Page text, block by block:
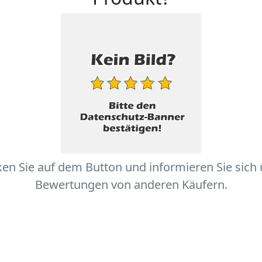
Sie auf dem Button und informieren Sie sich
Bewertungen von anderen Käufern.